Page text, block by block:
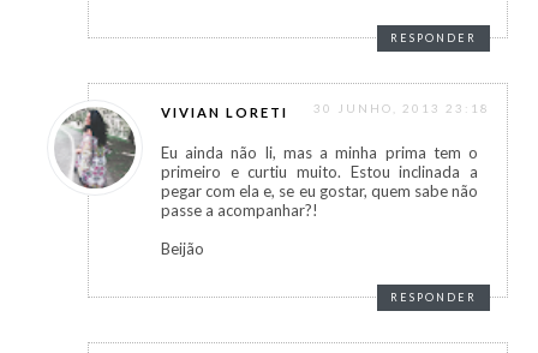
RESPONDER
VIVIAN LORETI 30 JUNHO, 2013 23:18
Eu ainda não li, mas a minha prima tem o
primeiro e curtiu muito. Estou inclinada a
pegar com ela e, se eu gostar, quem sabe não
passe a acompanhar?!
Beijão
RESPONDER